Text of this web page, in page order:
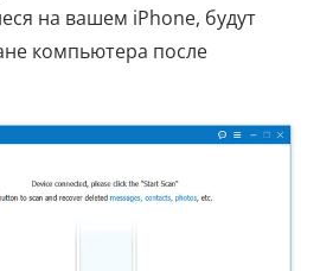
на вашем iPhone, будут
компьютера после